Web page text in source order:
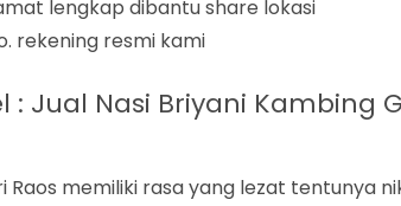
lengkap dibantu share lokasi
rekening resmi kami
: Jual Nasi Briyani Kambing
Raos memiliki rasa yang lezat tentunya